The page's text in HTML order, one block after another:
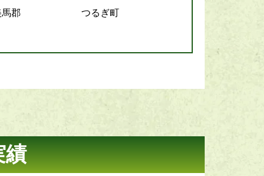
馬郡
つるぎ町
績